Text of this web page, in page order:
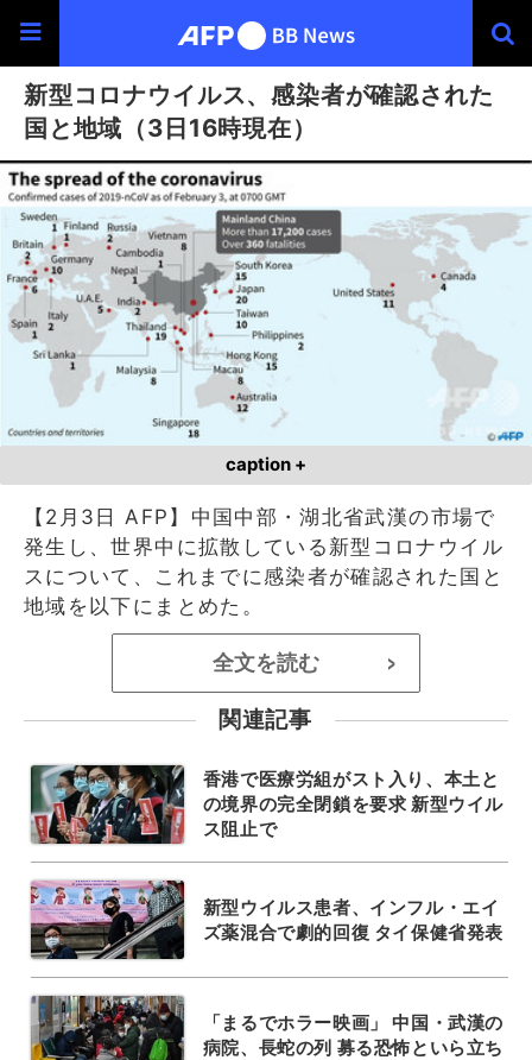
新型コロナウイルス、感染者が確認された
国と地域（3日16時現在）
caption +
【2月3日 AFP】中国中部・湖北省武漢の市場で
発生し、世界中に拡散している新型コロナウイル
スについて、これまでに感染者が確認された国と
地域を以下にまとめた。
全文を読む >
関連記事
香港で医療労組がスト入り、本土と
の境界の完全閉鎖を要求 新型ウイル
ス阻止で
新型ウイルス患者、インフル・エイ
ズ薬混合で劇的回復 タイ保健省発表
「まるでホラー映画」 中国・武漢の
病院、長蛇の列 募る恐怖といら立ち